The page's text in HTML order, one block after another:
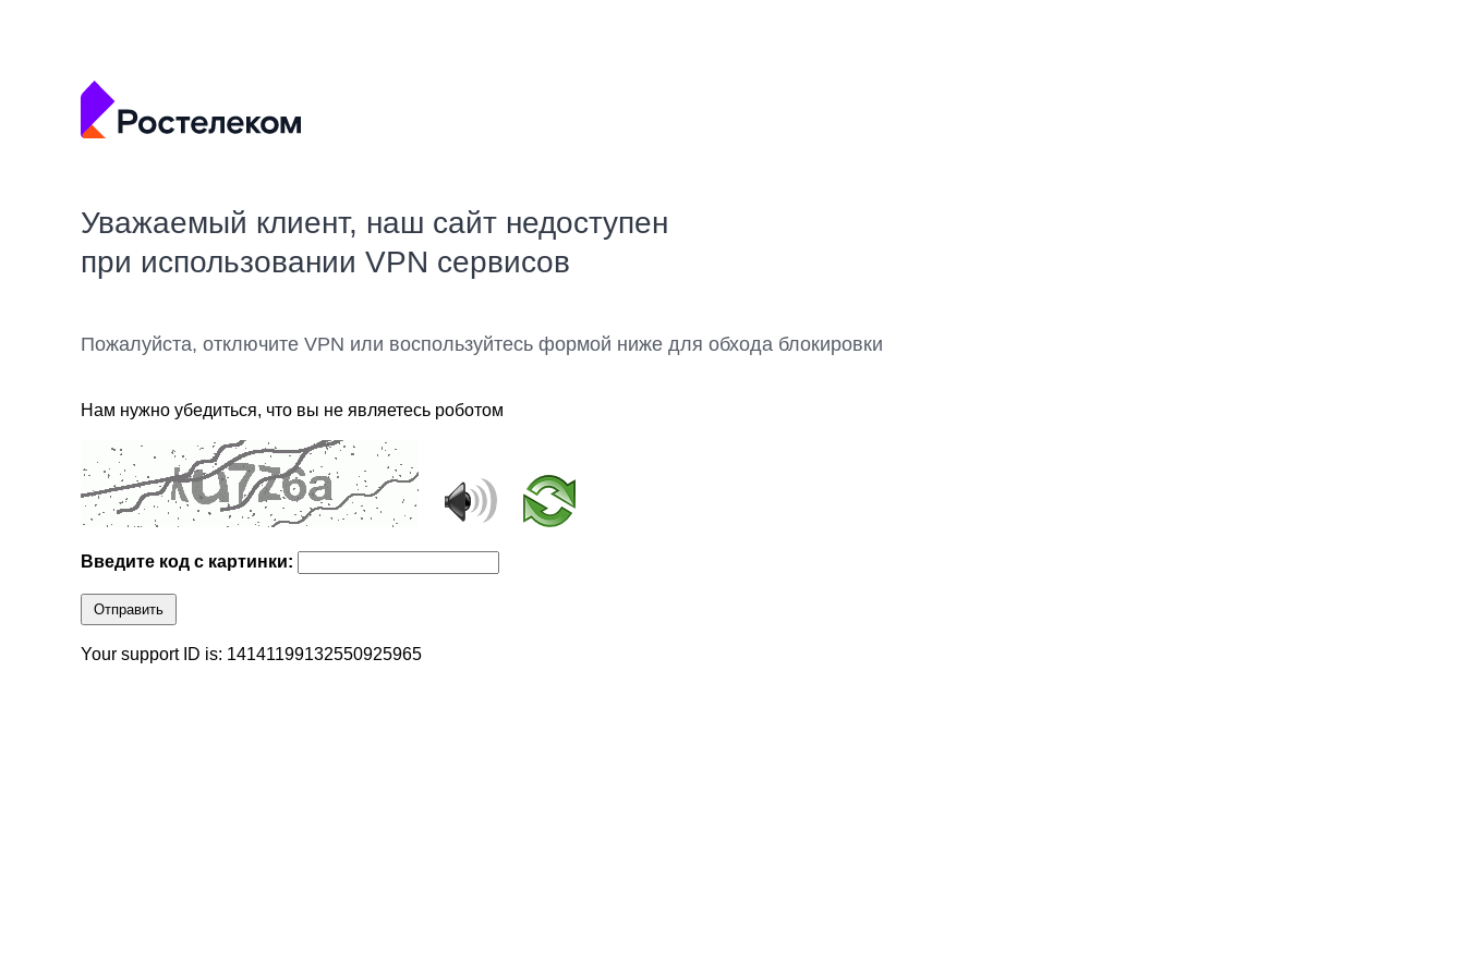
Уважаемый клиент, наш сайт недоступен
при использовании VPN сервисов
Пожалуйста, отключите VPN или воспользуйтесь формой ниже для обхода блокировки
Нам нужно убедиться, что вы не являетесь роботом
Введите код с картинки:
Отправить
Your support ID is: 14141199132550925965